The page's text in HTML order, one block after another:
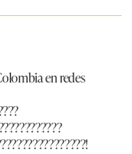
en redes